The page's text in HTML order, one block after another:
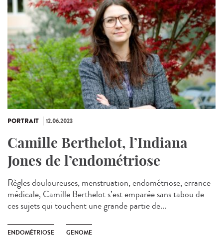
PORTRAIT 12.06.2023
Camille Berthelot, l’Indiana
Jones de l’endométriose
Règles douloureuses, menstruation, endométriose, errance
médicale, Camille Berthelot s’est emparée sans tabou de
ces sujets qui touchent une grande partie de...
ENDOMÉTRIOSE GENOME